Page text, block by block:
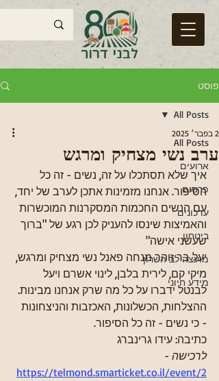
פוסט
All Posts
ארועים
פרסום
עדכונים
ביטחון
מועצה לב השרון
מידע חיוני
All Posts
ערב נשי מצחיק ומרגש
2 בפבר׳ 2025
איך שלא תסתכלו על זה, נשים - זה כל
הסיפור. אנחנו מזמינות אתכן לערב של יחד,
עם הנשים החכמות המסקרנות המוכשרות
והאמיצות שינסו להעניק לכן רגע של "ברוך
שעשני אישה"
יעל בר זוהר מנחה פאנל נשי מצחיק ומרגש,
מיקי קם, לירית בלבן, לינוי אשרם ויעל
לבנטל ידברו על כל מה שרק אנחנו מבינות.
ההצלחות, הכשלונות, האכזבות והניצחונות
- כי נשים - זה כל הסיפור.
כתיבה: עידו גרינברג
לרכישה -
https://telmond.smarticket.co.il/event/2